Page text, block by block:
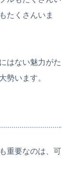
たくさんいま
はない魅力がた
勢います。
重要なのは、可